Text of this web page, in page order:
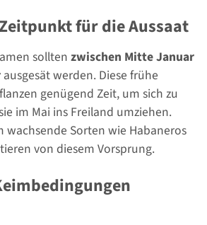
für die Aussaat
sollten zwischen Mitte Januar
ausgesät werden. Diese frühe
genügend Zeit, um sich zu
im Mai ins Freiland umziehen.
wachsende Sorten wie Habaneros
von diesem Vorsprung.